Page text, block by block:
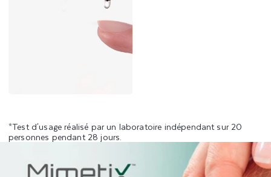
*Test d'usage réalisé par un laboratoire indépendant sur 20
personnes pendant 28 jours.